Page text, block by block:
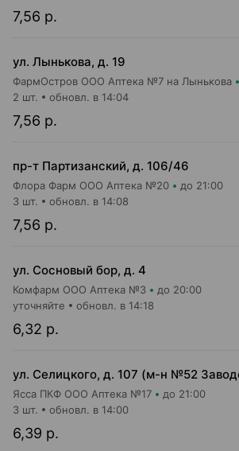
7,56 р.
ул. Лынькова, д. 19
ФармОстров ООО Аптека №7 на Лынькова
7,56 р.
2 шт. обновл. в 14:04
пр-т Партизанский, д. 106/46
Флора Фарм ООО Аптека №20 до 21:00
7,56 р.
3 шт. обновл. в 14:08
ул. Сосновый бор, д. 4
Комфарм ООО Аптека №3 до 20:00
6,32 р.
уточняйте обновл. в 14:18
Ясса ПКФ ООО Аптека №17 до 21:00
6,39 р.
3 шт. обновл. в 14:00